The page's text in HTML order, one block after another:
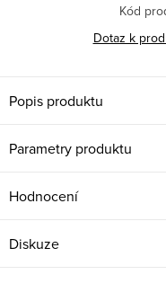
Kód
Dotaz k
Popis produktu
Parametry produktu
Hodnocení
Diskuze